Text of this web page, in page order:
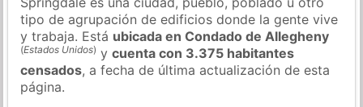
tipo de agrupación de edificios donde la gente vive
y trabaja. Está ubicada en Condado de Allegheny
(Estados Unidos) ycuenta con 3.375 habitantes
censados, a fecha de última actualización de esta
página.